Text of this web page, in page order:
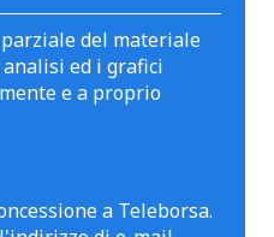
del materiale
ed i grafici
e a proprio
a Teleborsa.